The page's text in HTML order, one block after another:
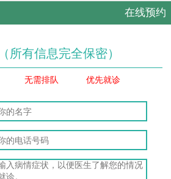
在线预约
（所有信息完全保密）
无需排队 优先就诊